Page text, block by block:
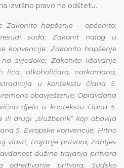
izvršno pravo na odštetu.
Zakonito hapšenje – općenito;
suda; Zakonit nalog u
konvencije; Zakonito hapšenje
svjedoke; Zakonito lišavanje
lica, alkoholičara, narkomana,
u kontekstu člana 5.
obavještenje; Opravdana
djelo u kontekstu člana 5.
ili drugi „službenikˮ koji obavlja
5. Evropske konvencije; Hitno
vlasti; Trajanje pritvora; Zahtjev
dužine trajanja pritvora
određivanje pritvora; Sudsko